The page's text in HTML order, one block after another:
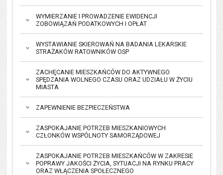
WYMIERZANIE I PROWADZENIE EWIDENCJI
ZOBOWIĄZAŃ PODATKOWYCH I OPŁAT
WYSTAWIANIE SKIEROWAŃ NA BADANIA LEKARSKIE
STRAŻAKÓW RATOWNIKÓW OSP
ZACHĘCANIE MIESZKAŃCÓW DO AKTYWNEGO
SPĘDZANIA WOLNEGO CZASU ORAZ UDZIAŁU W ŻYCIU
MIASTA
ZAPEWNIENIE BEZPIECZEŃSTWA
ZASPOKAJANIE POTRZEB MIESZKANIOWYCH
CZŁONKÓW WSPÓLNOTY SAMORZĄDOWEJ
ZASPOKAJANIE POTRZEB MIESZKAŃCÓW W ZAKRESIE
POPRAWY JAKOŚCI ŻYCIA, SYTUACJI NA RYNKU PRACY
ORAZ WŁĄCZENIA SPOŁECZNEGO